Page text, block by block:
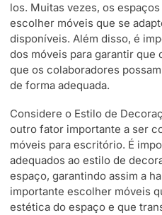
los. Muitas vezes, os
escolher móveis que se
disponíveis. Além disso, é
dos móveis para garantir que
que os colaboradores
de forma adequada.
Considere o Estilo de
outro fator importante a ser
móveis para escritório. É
adequados ao estilo de
espaço, garantindo assim a
importante escolher móveis
estética do espaço e que